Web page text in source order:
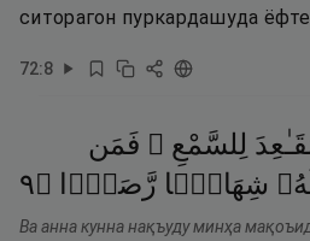
ситорагон пуркардашуда
72:8
لِلسَّمْعِ ۖ فَمَن
شِهَابًۭا رَّصَدًۭا ۝٩
Ва анна кунна нақъуду минҳа